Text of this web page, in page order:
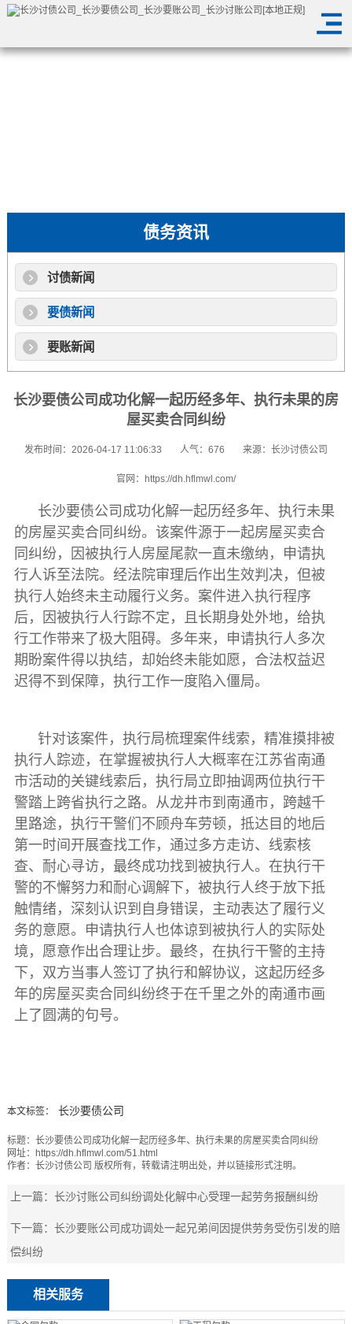
债务资讯
讨债新闻
要债新闻
要账新闻
长沙要债公司成功化解一起历经多年、执行未果的房
屋买卖合同纠纷
发布时间：2026-04-17 11:06:33 人气：676 来源：长沙讨债公司
官网：https://dh.hflmwl.com/
长沙要债公司 成功化解一起历经多年、执行未果
的房屋买卖合同纠纷。该案件源于一起房屋买卖合
同纠纷，因被执行人房屋尾款一直未缴纳，申请执
行人诉至法院。经法院审理后作出生效判决，但被
执行人始终未主动履行义务。案件进入执行程序
后，因被执行人行踪不定，且长期身处外地，给执
行工作带来了极大阻碍。多年来，申请执行人多次
期盼案件得以执结，却始终未能如愿，合法权益迟
迟得不到保障，执行工作一度陷入僵局。
针对该案件，执行局梳理案件线索，精准摸排被
执行人踪迹，在掌握被执行人大概率在江苏省南通
市活动的关键线索后，执行局立即抽调两位执行干
警踏上跨省执行之路。从龙井市到南通市，跨越千
里路途，执行干警们不顾舟车劳顿，抵达目的地后
第一时间开展查找工作，通过多方走访、线索核
查、耐心寻访，最终成功找到被执行人。在执行干
警的不懈努力和耐心调解下，被执行人终于放下抵
触情绪，深刻认识到自身错误，主动表达了履行义
务的意愿。申请执行人也体谅到被执行人的实际处
境，愿意作出合理让步。最终，在执行干警的主持
下，双方当事人签订了执行和解协议，这起历经多
年的房屋买卖合同纠纷终于在千里之外的南通市画
上了圆满的句号。
本文标签： 长沙要债公司
标题： 长沙要债公司成功化解一起历经多年、执行未果的房屋买卖合同纠纷
网址： https://dh.hflmwl.com/51.html
作者： 长沙讨债公司 版权所有，转载请注明出处，并以链接形式注明。
上一篇：长沙讨账公司纠纷调处化解中心受理一起劳务报酬纠纷
下一篇：长沙要账公司成功调处一起兄弟间因提供劳务受伤引发的赔
偿纠纷
相关服务